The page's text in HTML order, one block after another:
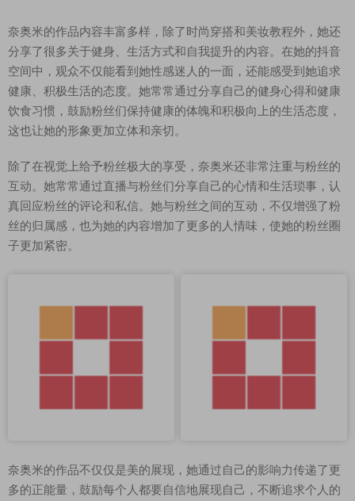
奈奥米的作品内容丰富多样，除了时尚穿搭和美妆教程外，她还
分享了很多关于健身、生活方式和自我提升的内容。在她的抖音
空间中，观众不仅能看到她性感迷人的一面，还能感受到她追求
健康、积极生活的态度。她常常通过分享自己的健身心得和健康
饮食习惯，鼓励粉丝们保持健康的体魄和积极向上的生活态度，
这也让她的形象更加立体和亲切。
除了在视觉上给予粉丝极大的享受，奈奥米还非常注重与粉丝的
互动。她常常通过直播与粉丝们分享自己的心情和生活琐事，认
真回应粉丝的评论和私信。她与粉丝之间的互动，不仅增强了粉
丝的归属感，也为她的内容增加了更多的人情味，使她的粉丝圈
子更加紧密。
奈奥米的作品不仅仅是美的展现，她通过自己的影响力传递了更
多的正能量，鼓励每个人都要自信地展现自己，不断追求个人的